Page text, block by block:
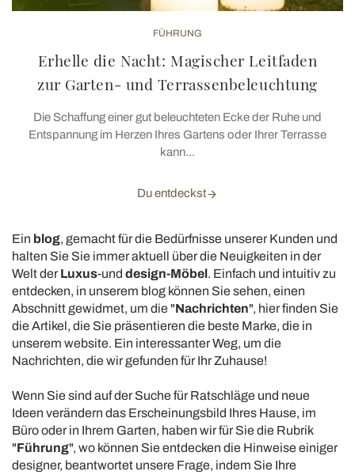
FÜHRUNG
Erhelle die Nacht: Magischer Leitfaden
zur Garten- und Terrassenbeleuchtung
Die Schaffung einer gut beleuchteten Ecke der Ruhe und
Entspannung im Herzen Ihres Gartens oder Ihrer Terrasse
kann...
Du entdeckst
Ein blog, gemacht für die Bedürfnisse unserer Kunden und
halten Sie Sie immer aktuell über die Neuigkeiten in der
Welt der Luxus-und design-Möbel. Einfach und intuitiv zu
entdecken, in unserem blog können Sie sehen, einen
Abschnitt gewidmet, um die "Nachrichten", hier finden Sie
die Artikel, die Sie präsentieren die beste Marke, die in
unserem website. Ein interessanter Weg, um die
Nachrichten, die wir gefunden für Ihr Zuhause!
Wenn Sie sind auf der Suche für Ratschläge und neue
Ideen verändern das Erscheinungsbild Ihres Hause, im
Büro oder in Ihrem Garten, haben wir für Sie die Rubrik
"Führung", wo können Sie entdecken die Hinweise einiger
designer, beantwortet unsere Frage, indem Sie Ihre